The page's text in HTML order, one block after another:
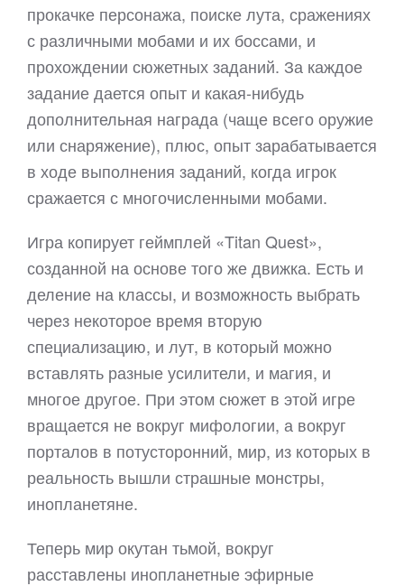
прокачке персонажа, поиске лута, сражениях
с различными мобами и их боссами, и
прохождении сюжетных заданий. За каждое
задание дается опыт и какая-нибудь
дополнительная награда (чаще всего оружие
или снаряжение), плюс, опыт зарабатывается
в ходе выполнения заданий, когда игрок
сражается с многочисленными мобами.
Игра копирует геймплей «Titan Quest»,
созданной на основе того же движка. Есть и
деление на классы, и возможность выбрать
через некоторое время вторую
специализацию, и лут, в который можно
вставлять разные усилители, и магия, и
многое другое. При этом сюжет в этой игре
вращается не вокруг мифологии, а вокруг
порталов в потусторонний, мир, из которых в
реальность вышли страшные монстры,
инопланетяне.
Теперь мир окутан тьмой, вокруг
расставлены инопланетные эфирные